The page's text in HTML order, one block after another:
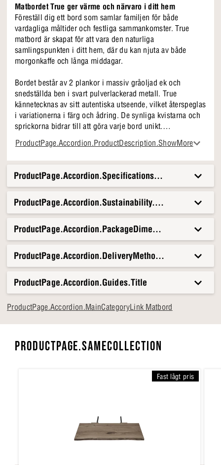
Matbordet True ger värme och närvaro i ditt hem
Föreställ dig ett bord som samlar familjen för både
vardagliga måltider och festliga sammankomster. True
matbord är skapat för att vara den naturliga
samlingspunkten i ditt hem, där du kan njuta av både
morgonkaffe och långa middagar.
Bordet består av 2 plankor i massiv gråoljad ek och
snedställda ben i svart pulverlackerad metall. True
kännetecknas av sitt autentiska utseende, vilket återspeglas
i variationerna i färg och ådring. De synliga kvistarna och
sprickorna bidrar till att göra varje bord unikt.
Varför vi älskar True
• 240 cm bordsskiva i gråoljad ek
• Lutande ben i svart pulverlackerad metall
• Kan förlängas med iläggsskivor (säljs separat)
• Unika färger och ådringar
Matbordet True är det perfekta valet för dig som vill ha en
möbel som fungerar för både vardagsrytmer och
speciella stunder. Det inbjuder till närvaro och mysiga
och familj. Ett bord som gör ditt hem levande och
inbjudande.
ProductPage.Accordion.ProductDescription.ShowMore
ProductPage.Accordion.Specifications.Title
ProductPage.Accordion.Sustainability.Title
ProductPage.Accordion.DeliveryMethods.Title
ProductPage.Accordion.Guides.Title
ProductPage.Accordion.MainCategoryLink Matbord
PRODUCTPAGE.SAMECOLLECTION
Fast lågt pris